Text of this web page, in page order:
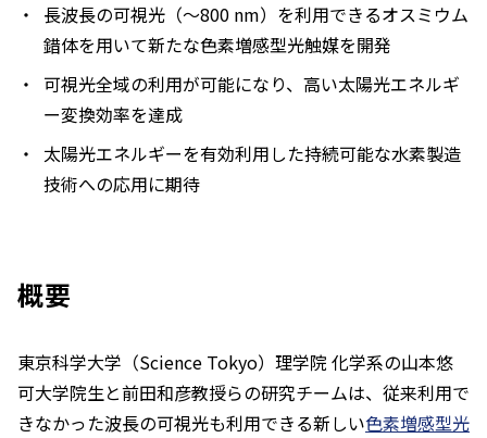
長波長の可視光（～800 nm）を利用できるオスミウム
錯体を用いて新たな色素増感型光触媒を開発
可視光全域の利用が可能になり、高い太陽光エネルギ
ー変換効率を達成
太陽光エネルギーを有効利用した持続可能な水素製造
技術への応用に期待
概要
東京科学大学（Science Tokyo）理学院 化学系の山本悠
可大学院生と前田和彦教授らの研究チームは、従来利用で
きなかった波長の可視光も利用できる新しい色素増感型光